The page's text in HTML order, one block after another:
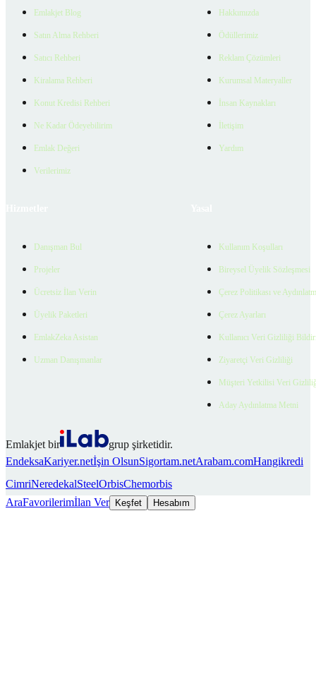
Emlakjet Blog
Satın Alma Rehberi
Satıcı Rehberi
Kiralama Rehberi
Konut Kredisi Rehberi
Ne Kadar Ödeyebilirim
Emlak Değeri
Verilerimiz
Hakkımızda
Ödüllerimiz
Reklam Çözümleri
Kurumsal Materyaller
İnsan Kaynakları
İletişim
Yardım
Danışman Bul
Projeler
Ücretsiz İlan Verin
Üyelik Paketleri
EmlakZeka Asistan
Uzman Danışmanlar
Kullanım Koşulları
Bireysel Üyelik Sözleşmesi
Çerez Politikası ve
Çerez Ayarları
Kullanıcı Veri Gizliliği
Ziyaretçi Veri Gizliliği
Müşteri Yetkilisi Veri
Aday Aydınlatma Metni
Emlakjet bir
grup şirketidir.
EndeksaKariyer.netİşin OlsunSigortam.netArabam.comHangikredi
CimriNeredekalSteelOrbisChemorbis
AraFavorilerimİlan Ver Keşfet Hesabım